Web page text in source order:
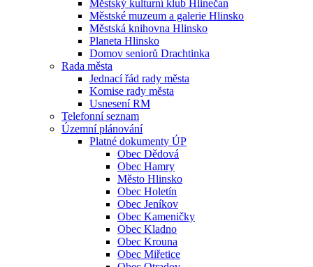
Městský kulturní klub Hlinečan
Městské muzeum a galerie Hlinsko
Městská knihovna Hlinsko
Planeta Hlinsko
Domov seniorů Drachtinka
Rada města
Jednací řád rady města
Komise rady města
Usnesení RM
Telefonní seznam
Územní plánování
Platné dokumenty ÚP
Obec Dědová
Obec Hamry
Město Hlinsko
Obec Holetín
Obec Jeníkov
Obec Kameničky
Obec Kladno
Obec Krouna
Obec Miřetice